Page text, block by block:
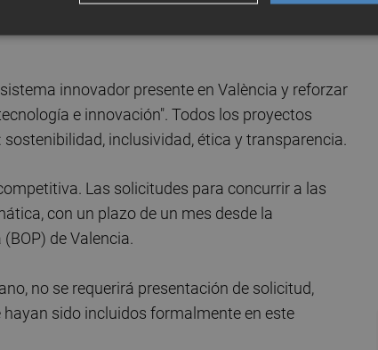
finales de grado y máster y tesis
innovador presente en València y reforzar
e innovación". Todos los proyectos
inclusividad, ética y transparencia.
Las solicitudes para concurrir a las
con un plazo de un mes desde la
de Valencia.
no se requerirá presentación de solicitud,
sido incluidos formalmente en este